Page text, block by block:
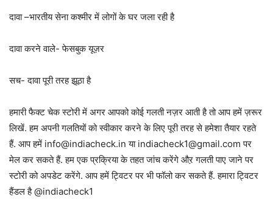
दावा –भारतीय सेना कश्मीर में लोगों के घर जला रही है
दावा करने वाले- फेसबुक यूज़र
सच- दावा पूरी तरह झूठा है
हमारी फैक्ट चेक स्टोरी में अगर आपको कोई गलती नज़र आती है तो आप हमें ज़रूर
लिखें. हम अपनी गलतियों को स्वीकार करने के लिए पूरी तरह से हमेशा तैयार रहते
हैं. आप हमें info@indiacheck.in या indiacheck1@gmail.com पर
मेल कर सकते हैं. हम एक प्रक्रिया के तहत जांच करेंगे औऱ गलती पाए जाने पर
स्टोरी को अपडेट करेंगे. आप हमें ट्विटर पर भी फॉलो कर सकते हैं. हमारा ट्विटर
हैंडल है @indiacheck1